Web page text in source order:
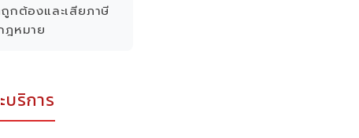
กต้องและเสียภาษี
ฎหมาย
บริการ